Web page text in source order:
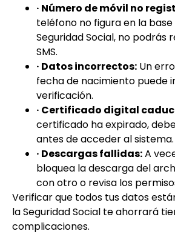
· Número de móvil no
teléfono no figura en la
Seguridad Social, no podrás
SMS.
· Datos incorrectos: Un
fecha de nacimiento puede
verificación.
· Certificado digital
certificado ha expirado,
antes de acceder al sistema.
· Descargas fallidas:A
bloquea la descarga del
con otro o revisa los
Verificar que todos tus datos
la Seguridad Social te ahorrará
complicaciones.